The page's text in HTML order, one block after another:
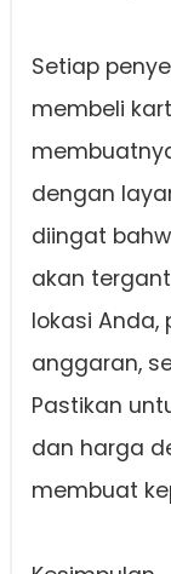
Setiap
membeli
dengan
diingat
akan
lokasi
anggaran,
Pastikan
dan harga
membuat